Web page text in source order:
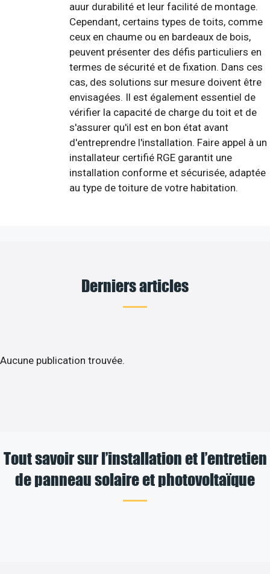
auur durabilité et leur facilité de montage.
Cependant, certains types de toits, comme
ceux en chaume ou en bardeaux de bois,
peuvent présenter des défis particuliers en
termes de sécurité et de fixation. Dans ces
cas, des solutions sur mesure doivent être
envisagées. Il est également essentiel de
vérifier la capacité de charge du toit et de
s'assurer qu'il est en bon état avant
d'entreprendre l'installation. Faire appel à un
installateur certifié RGE garantit une
installation conforme et sécurisée, adaptée
au type de toiture de votre habitation.
Derniers articles
Aucune publication trouvée.
Tout savoir sur l’installation et l’entretien
de panneau solaire et photovoltaïque